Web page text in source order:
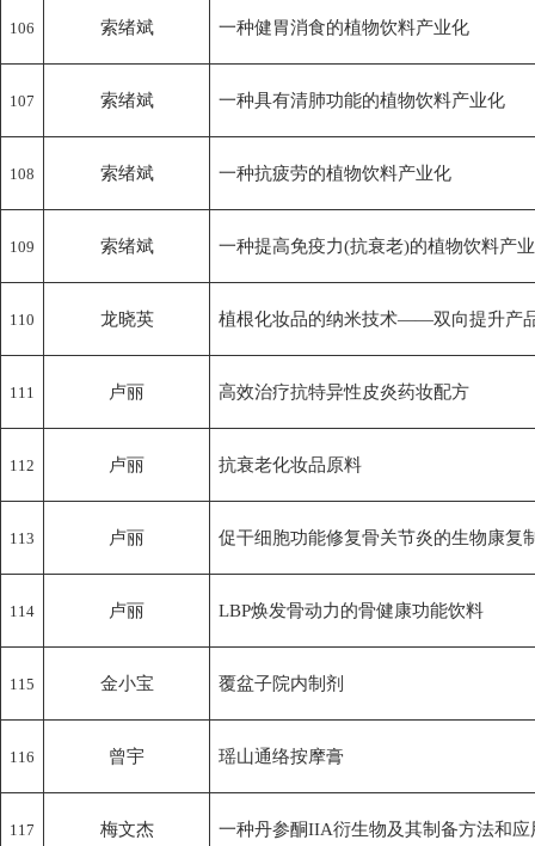
106 索绪斌 一种健胃消食的植物饮料产业化
107 索绪斌 一种具有清肺功能的植物饮料产业化
108 索绪斌 一种抗疲劳的植物饮料产业化
109 索绪斌 一种提高免疫力(抗衰老)的植物饮料产
110 龙晓英 植根化妆品的纳米技术——双向提升产
111 卢丽 高效治疗抗特异性皮炎药妆配方
112 卢丽 抗衰老化妆品原料
113 卢丽 促干细胞功能修复骨关节炎的生物康复
114 卢丽 LBP焕发骨动力的骨健康功能饮料
115 金小宝 覆盆子院内制剂
116 曾宇 瑶山通络按摩膏
117 梅文杰 一种丹参酮IIA衍生物及其制备方法和应